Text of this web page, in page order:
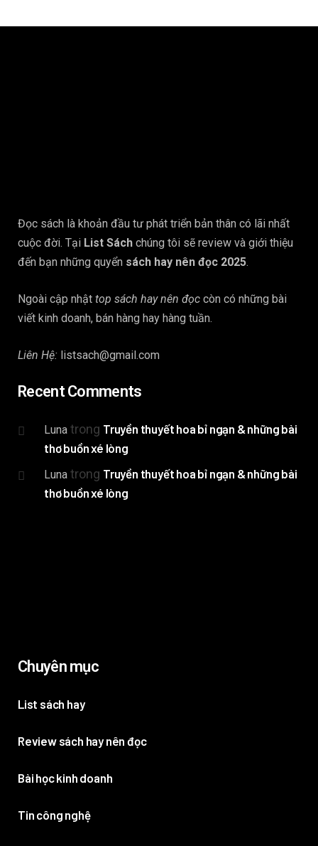
Đọc sách là khoản đầu tư phát triển bản thân có lãi nhất
cuộc đời. Tại List Sách chúng tôi sẽ review và giới thiệu
đến bạn những quyển sách hay nên đọc 2025.
Ngoài cập nhật top sách hay nên đọc còn có những bài
viết kinh doanh, bán hàng hay hàng tuần.
Liên Hệ: listsach@gmail.com
Recent Comments
Luna trong Truyền thuyết hoa bỉ ngạn & những bài
thơ buồn xé lòng
Luna trong Truyền thuyết hoa bỉ ngạn & những bài
thơ buồn xé lòng
Chuyên mục
List sách hay
Review sách hay nên đọc
Bài học kinh doanh
Tin công nghệ